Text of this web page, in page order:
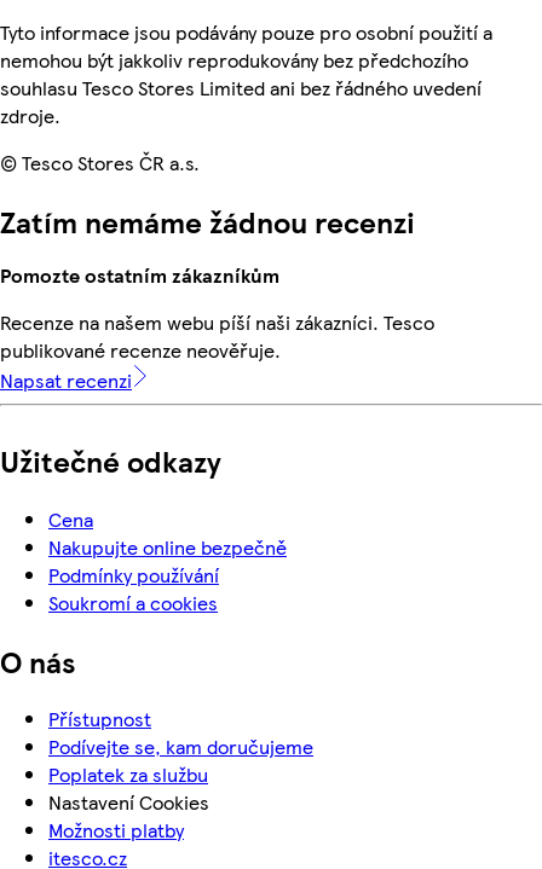
Tyto informace jsou podávány pouze pro osobní použití a
nemohou být jakkoliv reprodukovány bez předchozího
souhlasu Tesco Stores Limited ani bez řádného uvedení
zdroje.
© Tesco Stores ČR a.s.
Zatím nemáme žádnou recenzi
Pomozte ostatním zákazníkům
Recenze na našem webu píší naši zákazníci. Tesco
publikované recenze neověřuje.
Napsat recenzi
Užitečné odkazy
Cena
Nakupujte online bezpečně
Podmínky používání
Soukromí a cookies
O nás
Přístupnost
Podívejte se, kam doručujeme
Poplatek za službu
Nastavení Cookies
Možnosti platby
itesco.cz